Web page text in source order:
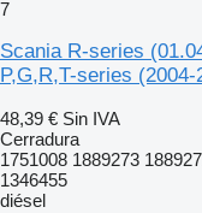
7
Scania R-series
P,G,R,T-series
48,39 € Sin IVA
Cerradura
1751008 1889273
1346455
diésel